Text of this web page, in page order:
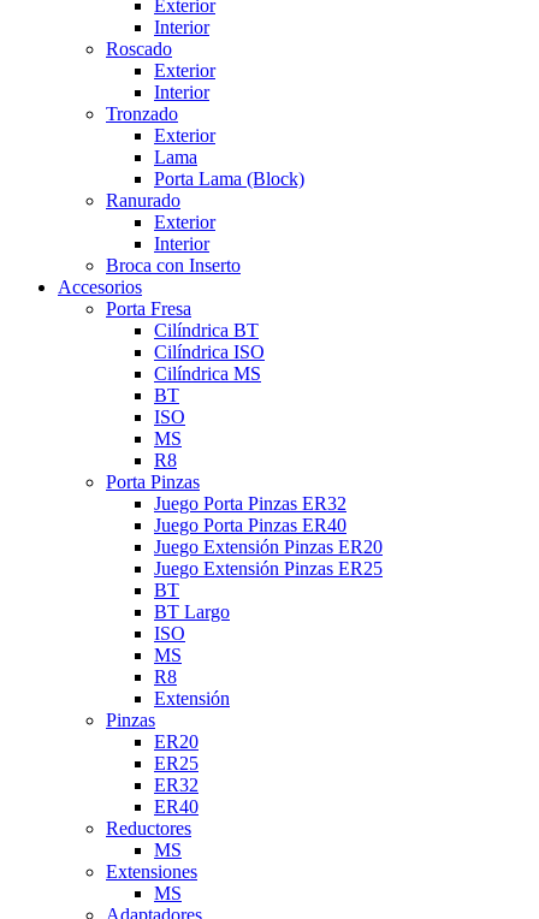
Exterior
Interior
Roscado
Exterior
Interior
Tronzado
Exterior
Lama
Porta Lama (Block)
Ranurado
Exterior
Interior
Broca con Inserto
Accesorios
Porta Fresa
Cilíndrica BT
Cilíndrica ISO
Cilíndrica MS
BT
ISO
MS
R8
Porta Pinzas
Juego Porta Pinzas ER32
Juego Porta Pinzas ER40
Juego Extensión Pinzas ER20
Juego Extensión Pinzas ER25
BT
BT Largo
ISO
MS
R8
Extensión
Pinzas
ER20
ER25
ER32
ER40
Reductores
MS
Extensiones
MS
Adaptadores